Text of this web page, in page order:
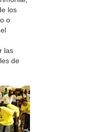
los
o
las
de